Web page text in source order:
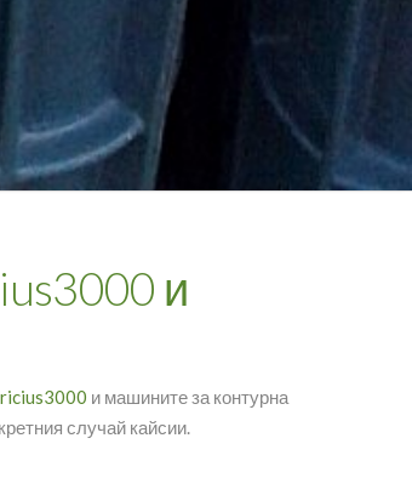
и
и машините за контурна
случай кайсии.